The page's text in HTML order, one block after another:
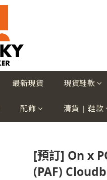
最新現貨 現貨鞋款
配飾 清貨 | 鞋款
[預訂] On x
(PAF)